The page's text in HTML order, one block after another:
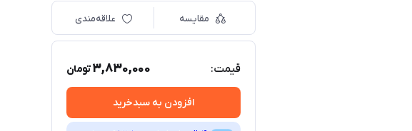
مقایسه علاقه‌مندی
قیمت: 3,830,000تومان
افزودن به سبدخرید